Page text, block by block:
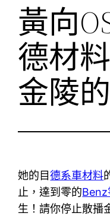
黃向
德材
金陵
她的目德系車材料
止，達到零的Benz
生！請你停止散播